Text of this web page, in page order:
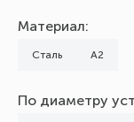
Материал:
Сталь А2
По диаметру